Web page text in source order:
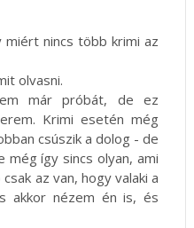
miért nincs több krimi az
olvasni.
már próbát, de ez
Krimi esetén még
csúszik a dolog - de
így sincs olyan, ami
az van, hogy valaki a
akkor nézem én is, és